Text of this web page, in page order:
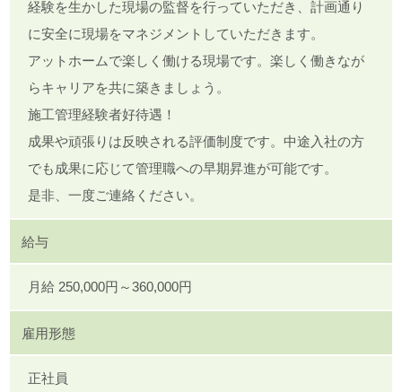
経験を生かした現場の監督を行っていただき、計画通り
に安全に現場をマネジメントしていただきます。
アットホームで楽しく働ける現場です。楽しく働きなが
らキャリアを共に築きましょう。
施工管理経験者好待遇！
成果や頑張りは反映される評価制度です。中途入社の方
でも成果に応じて管理職への早期昇進が可能です。
是非、一度ご連絡ください。
給与
月給 250,000円～360,000円
雇用形態
正社員